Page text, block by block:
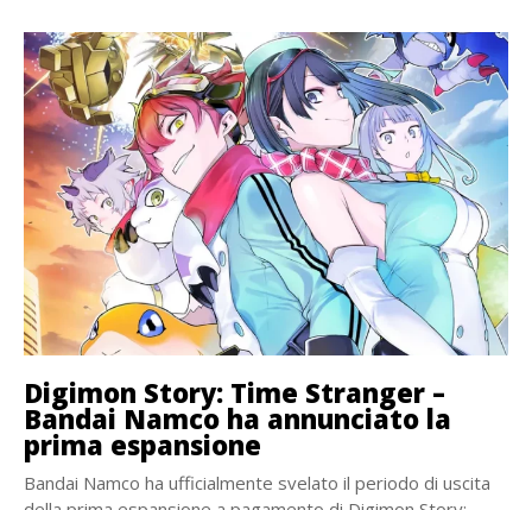
Digimon Story: Time Stranger –
Bandai Namco ha annunciato la
prima espansione
Bandai Namco ha ufficialmente svelato il periodo di uscita